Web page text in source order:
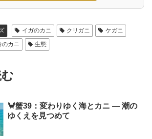
イガのカニ クリガニ
ケガニ
のカニ 生態
🦀蟹39：変わりゆく海とカニ ― 潮の
ゆくえを見つめて